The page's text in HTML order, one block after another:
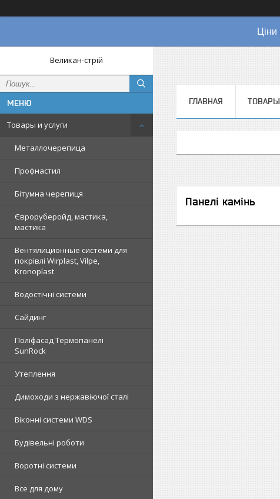
Ціни
Великан-стрій
Товары и услуги
Металлочерепица
Профнастил
Бітумна черепиця
Євроруберойд, мастика,
мастика
Вентялиционные системи для
покрівлі Wirplast, Vilpe,
Kronoplast
Водостічні системи
Сайдинг
Поліфасад Термопанелі
SunRock
Утеплення
Димоходи з нержавіючої сталі
Віконні системи WDS
Будівельні роботи
Воротні системи
Все для дому
ГЛАВНАЯ ТОВАРЫ
Панелі камінь